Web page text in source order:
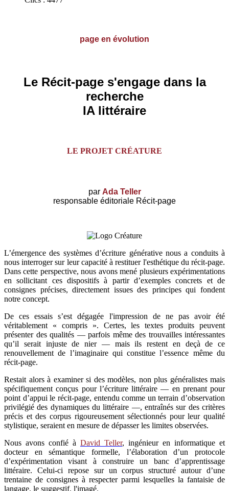
page en évolution
Le Récit-page s'engage dans la
recherche
IA littéraire
LE PROJET CRÉATURE
par Ada Teller
responsable éditoriale Récit-page
L’émergence des systèmes d’écriture générative nous a conduits à
nous interroger sur leur capacité à restituer l'esthétique du récit-page.
Dans cette perspective, nous avons mené plusieurs expérimentations
en sollicitant ces dispositifs à partir d’exemples concrets et de
consignes précises, directement issues des principes qui fondent
notre concept.
De ces essais s’est dégagée l'impression de ne pas avoir été
véritablement « compris ». Certes, les textes produits peuvent
présenter des qualités — parfois même des trouvailles intéressantes
qu’il serait injuste de nier — mais ils restent en deçà de ce
renouvellement de l’imaginaire qui constitue l’essence même du
récit-page.
Restait alors à examiner si des modèles, non plus généralistes mais
spécifiquement conçus pour l’écriture littéraire — en prenant pour
point d’appui le récit-page, entendu comme un terrain d’observation
privilégié des dynamiques du littéraire —, entraînés sur des critères
précis et des corpus rigoureusement sélectionnés pour leur qualité
stylistique, seraient en mesure de dépasser les limites observées.
Nous avons confié à David Teller, ingénieur en informatique et
docteur en sémantique formelle, l’élaboration d’un protocole
d’expérimentation visant à construire un banc d’apprentissage
littéraire. Celui-ci repose sur un corpus structuré autour d’une
trentaine de consignes à respecter parmi lesquelles la fantaisie de
langage, le suggestif, l'imagé.